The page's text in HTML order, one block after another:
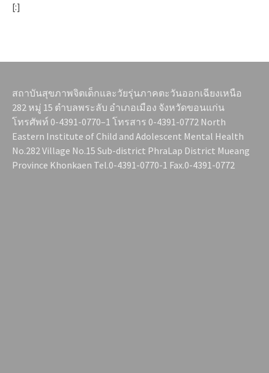
[:]
สถาบันสุขภาพจิตเด็กและวัยรุ่นภาคตะวันออกเฉียงเหนือ
282 หมู่ 15 ตำบลพระลับ อำเภอเมือง จังหวัดขอนแก่น
โทรศัพท์ 0-4391-0770–1 โทรสาร 0-4391-0772 North
Eastern Institute of Child and Adolescent Mental Health
No.282 Village No.15 Sub-district PhraLap District Mueang
Province Khonkaen Tel.0-4391-0770-1 Fax.0-4391-0772